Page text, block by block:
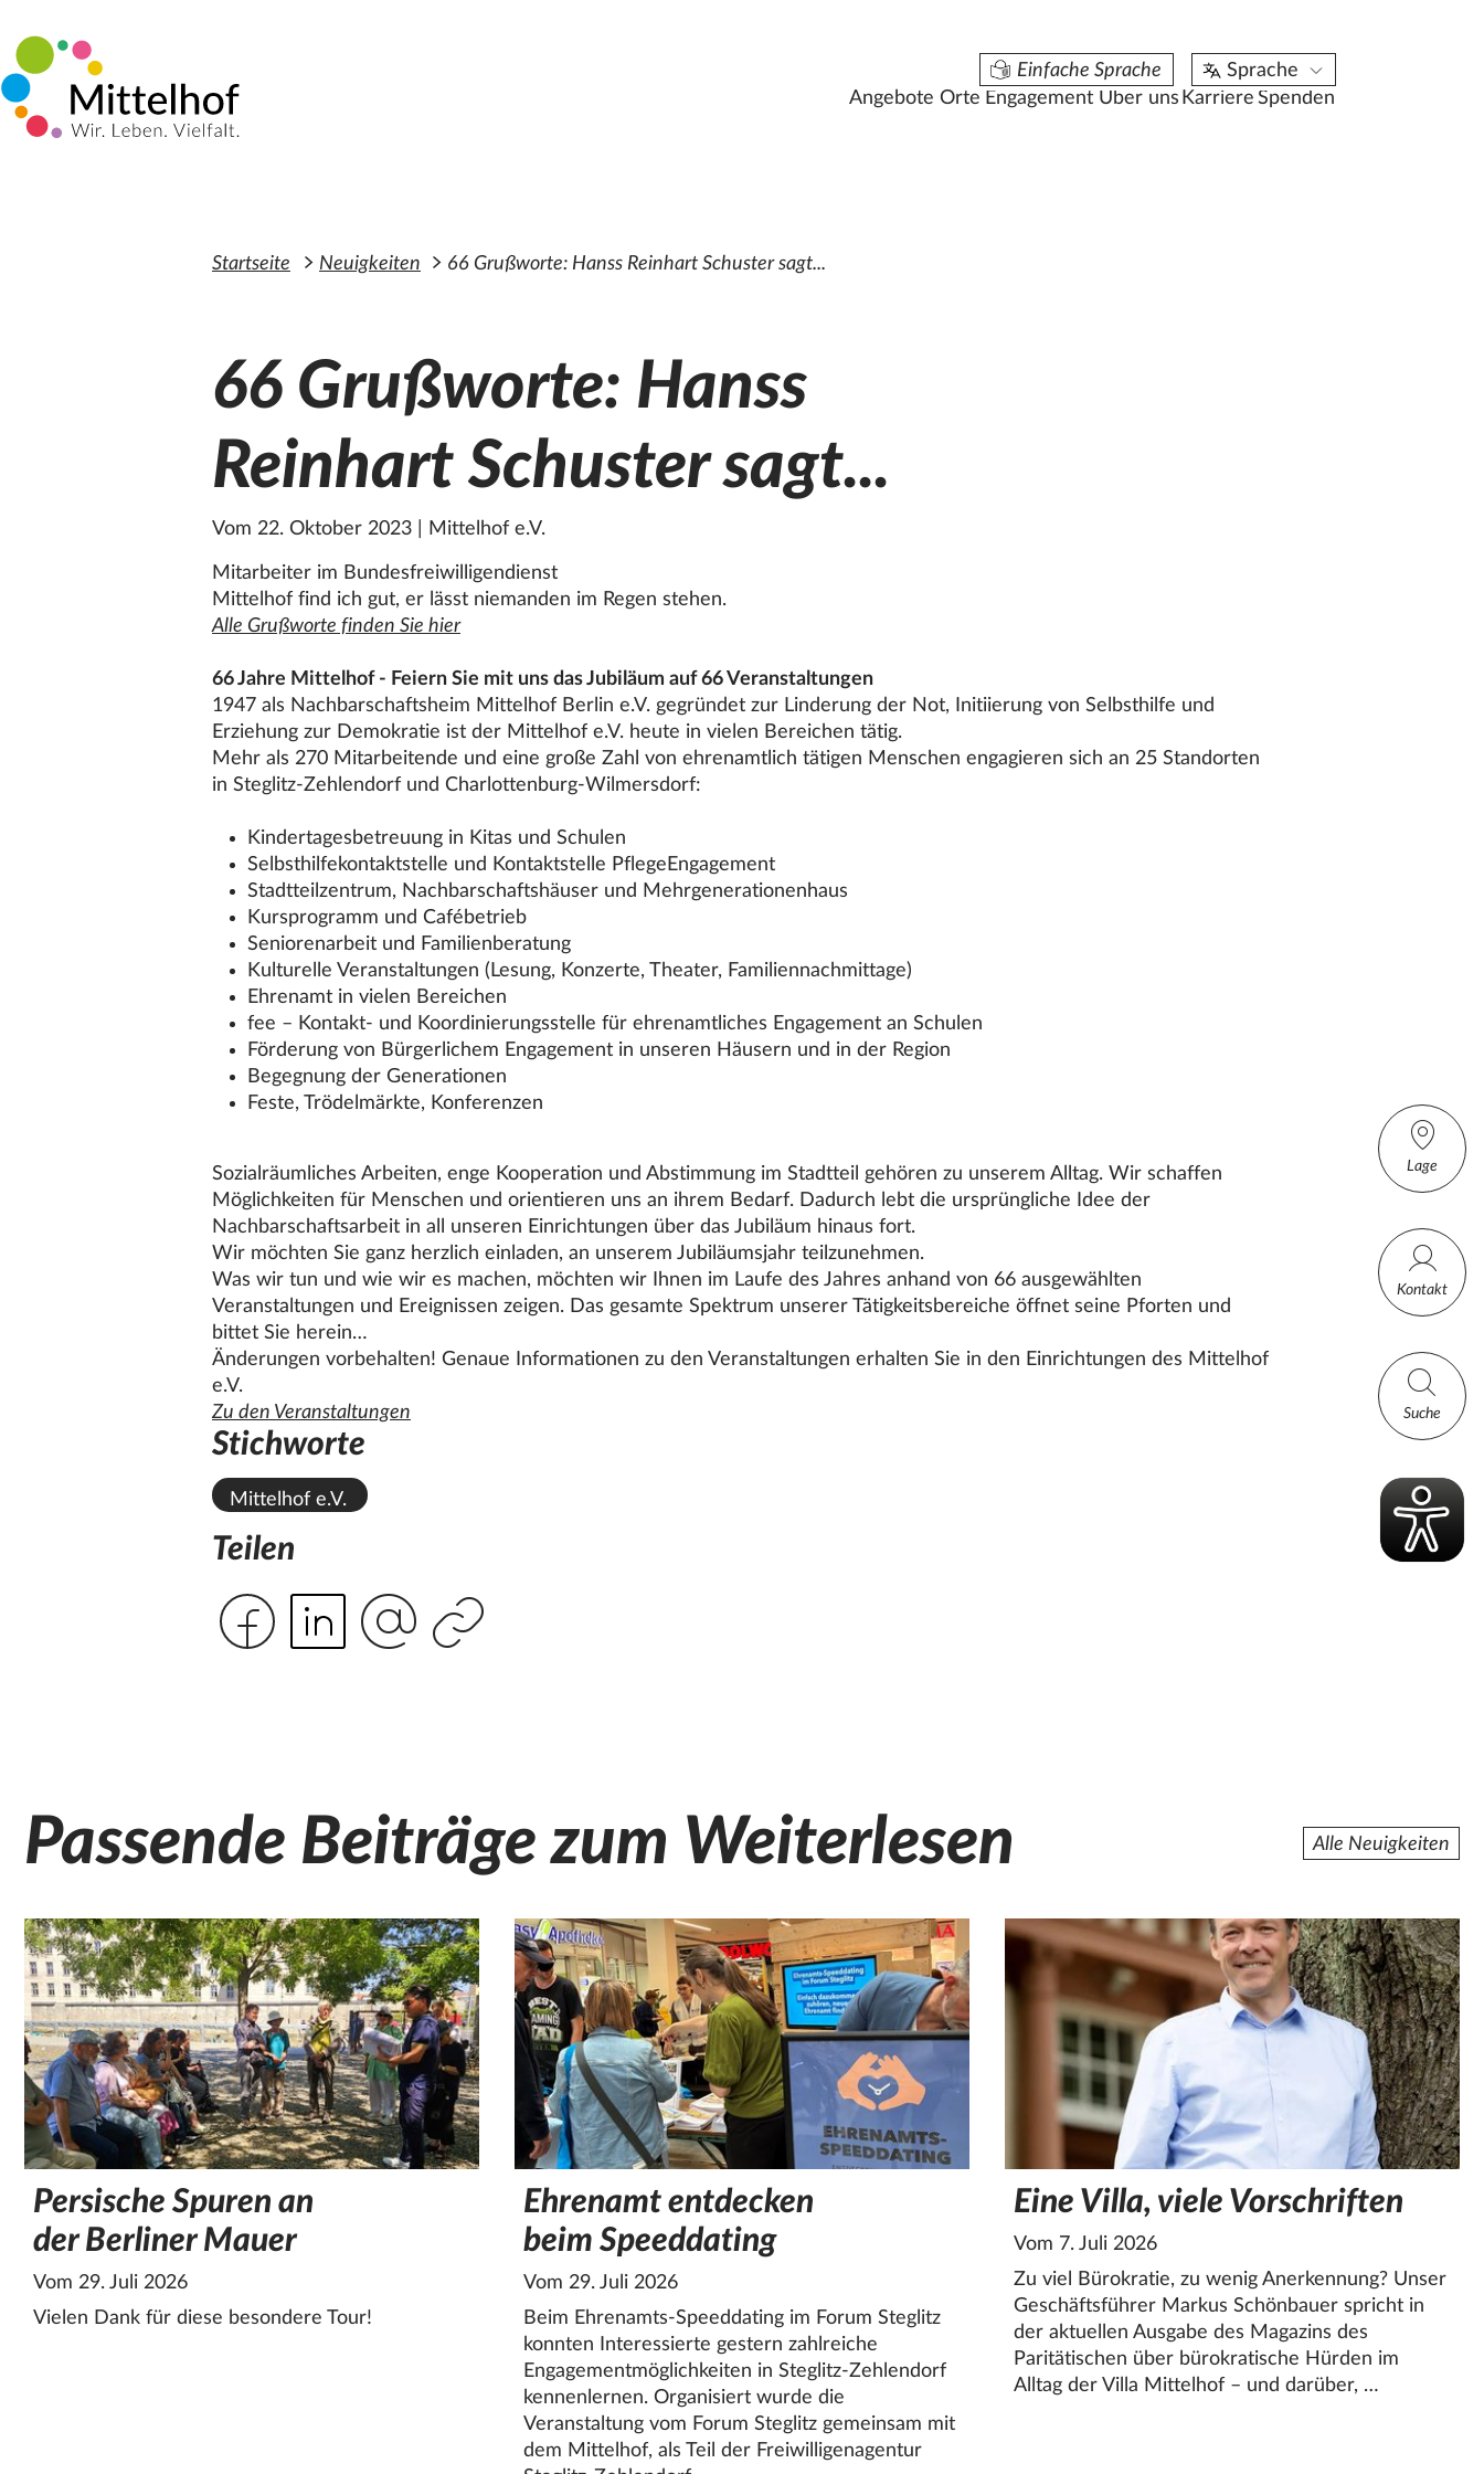
Einfache Sprache
Sprache
Angebote Orte Engagement Über uns Karriere
21 aktuelle Stellenangebote
Spenden
Lage
Kontakt
Suche
Startseite Neuigkeiten 66 Grußworte: Hanss Reinhart Schuster sagt...
66 Grußworte: Hanss
Reinhart Schuster sagt...
Vom 22. Oktober 2023 Mittelhof e.V.
Mitarbeiter im Bundesfreiwilligendienst
Mittelhof find ich gut, er lässt niemanden im Regen stehen.
Alle Grußworte finden Sie hier
66 Jahre Mittelhof- Feiern Sie mit uns das Jubiläum auf 66 Veranstaltungen
1947 als Nachbarschaftsheim Mittelhof Berlin e.V. gegründet zur Linderung der Not, Initiierung von Selbsthilfe und
Erziehung zur Demokratie ist der Mittelhof e.V. heute in vielen Bereichen tätig.
Mehr als 270 Mitarbeitende und eine große Zahl von ehrenamtlich tätigen Menschen engagieren sich an 25 Standorten
in Steglitz-Zehlendorf und Charlottenburg-Wilmersdorf:
Kindertagesbetreuung in Kitas und Schulen
Selbsthilfekontaktstelle und Kontaktstelle PflegeEngagement
Stadtteilzentrum, Nachbarschaftshäuser und Mehrgenerationenhaus
Kursprogramm und Cafébetrieb
Seniorenarbeit und Familienberatung
Kulturelle Veranstaltungen (Lesung, Konzerte, Theater, Familiennachmittage)
Ehrenamt in vielen Bereichen
fee – Kontakt- und Koordinierungsstelle für ehrenamtliches Engagement an Schulen
Förderung von Bürgerlichem Engagement in unseren Häusern und in der Region
Begegnung der Generationen
Feste, Trödelmärkte, Konferenzen
Sozialräumliches Arbeiten, enge Kooperation und Abstimmung im Stadtteil gehören zu unserem Alltag. Wir schaffen
Möglichkeiten für Menschen und orientieren uns an ihrem Bedarf. Dadurch lebt die ursprüngliche Idee der
Nachbarschaftsarbeit in all unseren Einrichtungen über das Jubiläum hinaus fort.
Wir möchten Sie ganz herzlich einladen, an unserem Jubiläumsjahr teilzunehmen.
Was wir tun und wie wir es machen, möchten wir Ihnen im Laufe des Jahres anhand von 66 ausgewählten
Veranstaltungen und Ereignissen zeigen. Das gesamte Spektrum unserer Tätigkeitsbereiche öffnet seine Pforten und
bittet Sie herein…
Änderungen vorbehalten! Genaue Informationen zu den Veranstaltungen erhalten Sie in den Einrichtungen des Mittelhof
e.V.
Zu den Veranstaltungen
Stichworte
Mittelhof e.V.
Teilen
Passende Beiträge zum Weiterlesen Alle Neuigkeiten
Persische Spuren an
der Berliner Mauer
Vom 29. Juli 2026
Vielen Dank für diese besondere Tour!
Ehrenamt entdecken
beim Speeddating
Vom 29. Juli 2026
Beim Ehrenamts-Speeddating im Forum Steglitz
konnten Interessierte gestern zahlreiche
Engagementmöglichkeiten in Steglitz-Zehlendorf
kennenlernen. Organisiert wurde die
Veranstaltung vom Forum Steglitz gemeinsam mit
dem Mittelhof, als Teil der Freiwilligenagentur
Eine Villa, viele Vorschriften
Vom 7. Juli 2026
Zu viel Bürokratie, zu wenig Anerkennung? Unser
Geschäftsführer Markus Schönbauer spricht in
der aktuellen Ausgabe des Magazins des
Paritätischen über bürokratische Hürden im
Alltag der Villa Mittelhof – und darüber, …